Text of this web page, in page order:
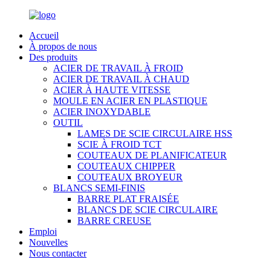
Accueil
À propos de nous
Des produits
ACIER DE TRAVAIL À FROID
ACIER DE TRAVAIL À CHAUD
ACIER À HAUTE VITESSE
MOULE EN ACIER EN PLASTIQUE
ACIER INOXYDABLE
OUTIL
LAMES DE SCIE CIRCULAIRE HSS
SCIE À FROID TCT
COUTEAUX DE PLANIFICATEUR
COUTEAUX CHIPPER
COUTEAUX BROYEUR
BLANCS SEMI-FINIS
BARRE PLAT FRAISÉE
BLANCS DE SCIE CIRCULAIRE
BARRE CREUSE
Emploi
Nouvelles
Nous contacter